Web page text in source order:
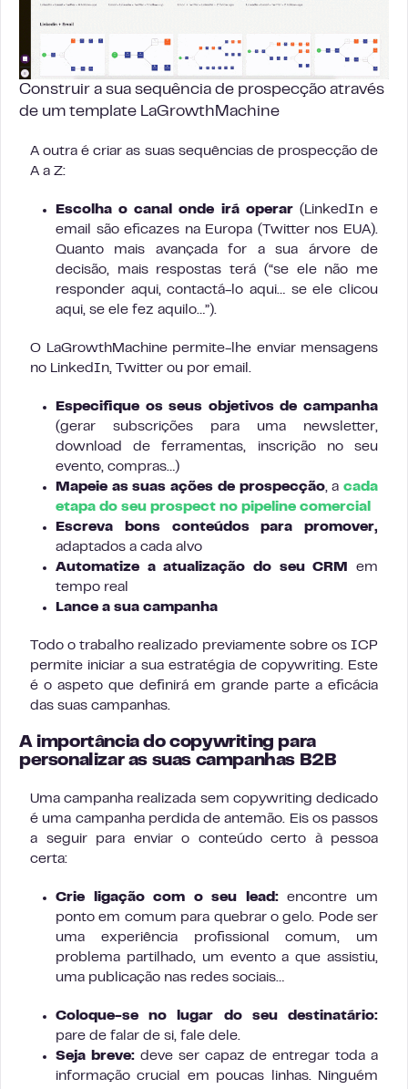
Construir a sua sequência de prospecção através
de um template LaGrowthMachine
A outra é criar as suas sequências de prospecção de
A a Z:
Escolha o canal onde irá operar(LinkedIn e
email são eficazes na Europa (Twitter nos EUA).
Quanto mais avançada for a sua árvore de
decisão, mais respostas terá (“se ele não me
responder aqui, contactá-lo aqui… se ele clicou
aqui, se ele fez aquilo…”).
O LaGrowthMachine permite-lhe enviar mensagens
no LinkedIn, Twitter ou por email.
Especifique os seus objetivos de campanha
(gerar subscrições para uma newsletter,
download de ferramentas, inscrição no seu
evento, compras…)
Mapeie as suas ações de prospecção, acada
etapa do seu prospect no pipeline comercial
Escreva bons conteúdos para promover,
adaptados a cada alvo
Automatize a atualização do seu CRM
em
tempo real
Lance a sua campanha
Todo o trabalho realizado previamente sobre os ICP
permite iniciar a sua estratégia de copywriting. Este
é o aspeto que definirá em grande parte a eficácia
das suas campanhas.
A importância do copywriting para
personalizar as suas campanhas B2B
Uma campanha realizada sem copywriting dedicado
é uma campanha perdida de antemão. Eis os passos
a seguir para enviar o conteúdo certo à pessoa
certa:
Crie ligação com o seu lead:encontre um
ponto em comum para quebrar o gelo. Pode ser
uma experiência profissional comum, um
problema partilhado, um evento a que assistiu,
uma publicação nas redes sociais…
Coloque-se no lugar do seu destinatário:
pare de falar de si, fale dele.
Seja breve:deve ser capaz de entregar toda a
informação crucial em poucas linhas. Ninguém